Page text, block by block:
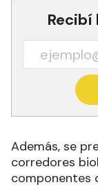
Recibí
Además, se
corredores
componentes